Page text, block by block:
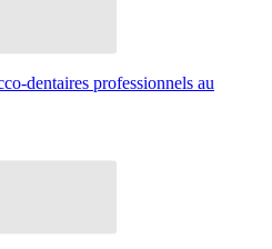
dentaires professionnels au